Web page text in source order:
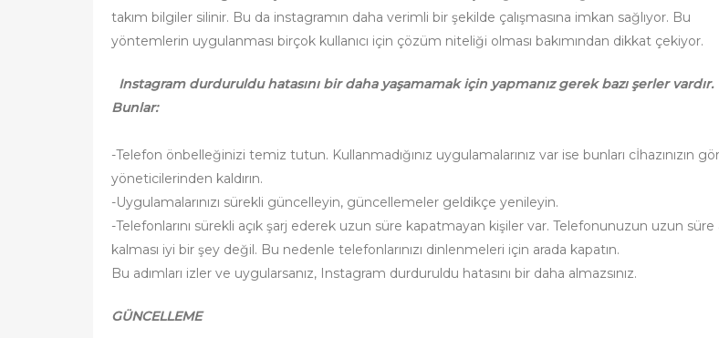
takım bilgiler silinir. Bu da instagramın daha verimli bir şekilde çalışmasına imkan sağlıyor. Bu
yöntemlerin uygulanması birçok kullanıcı için çözüm niteliği olması bakımından dikkat çekiyor.
Instagram durduruldu hatasını bir daha yaşamamak için yapmanız gerek bazı şerler vardır.
Bunlar:
-Telefon önbelleğinizi temiz tutun. Kullanmadığınız uygulamalarınız var ise bunları cİhazınızın
yöneticilerinden kaldırın.
-Uygulamalarınızı sürekli güncelleyin, güncellemeler geldikçe yenileyin.
-Telefonlarını sürekli açık şarj ederek uzun süre kapatmayan kişiler var. Telefonunuzun uzun süre
kalması iyi bir şey değil. Bu nedenle telefonlarınızı dinlenmeleri için arada kapatın.
Bu adımları izler ve uygularsanız, Instagram durduruldu hatasını bir daha almazsınız.
GÜNCELLEME